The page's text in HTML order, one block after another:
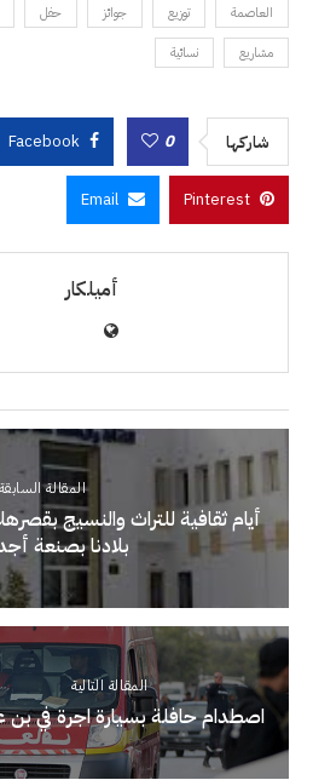
العاصمة توزيع جوائز حفل
مشاريع
نسائية
شاركها 0
Facebook
Pinterest
Email
أميلكار
المقالة السابقة
أيام ثقافية للتراث والنسيج
بلادنا بصنعة
المقالة التالية
اصطدام حافلة بسيارة اجرة في